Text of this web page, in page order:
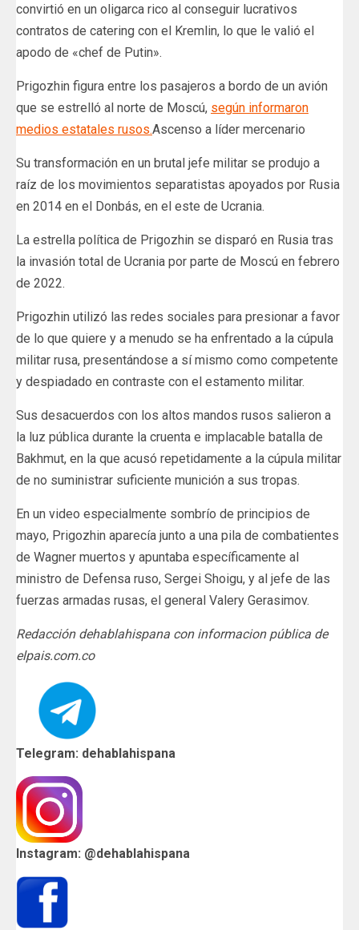
convirtió en un oligarca rico al conseguir lucrativos
contratos de catering con el Kremlin, lo que le valió el
apodo de «chef de Putin».
Prigozhin figura entre los pasajeros a bordo de un avión
que se estrelló al norte de Moscú, según informaron
medios estatales rusos.Ascenso a líder mercenario
Su transformación en un brutal jefe militar se produjo a
raíz de los movimientos separatistas apoyados por Rusia
en 2014 en el Donbás, en el este de Ucrania.
La estrella política de Prigozhin se disparó en Rusia tras
la invasión total de Ucrania por parte de Moscú en febrero
de 2022.
Prigozhin utilizó las redes sociales para presionar a favor
de lo que quiere y a menudo se ha enfrentado a la cúpula
militar rusa, presentándose a sí mismo como competente
y despiadado en contraste con el estamento militar.
Sus desacuerdos con los altos mandos rusos salieron a
la luz pública durante la cruenta e implacable batalla de
Bakhmut, en la que acusó repetidamente a la cúpula militar
de no suministrar suficiente munición a sus tropas.
En un video especialmente sombrío de principios de
mayo, Prigozhin aparecía junto a una pila de combatientes
de Wagner muertos y apuntaba específicamente al
ministro de Defensa ruso, Sergei Shoigu, y al jefe de las
fuerzas armadas rusas, el general Valery Gerasimov.
Redacción dehablahispana con informacion pública de
elpais.com.co
Telegram: dehablahispana
Instagram: @dehablahispana